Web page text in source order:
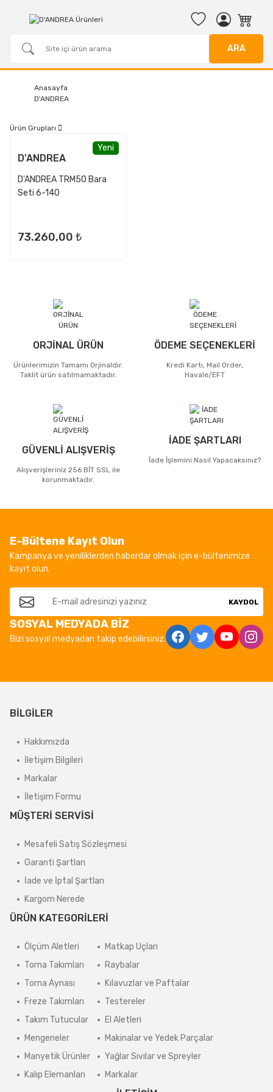
ARA
Anasayfa
D'ANDREA
Ürün Grupları
Yeni
D'ANDREA
D'ANDREA TRM50 Bara
Seti 6-140
73.260,00 ₺
ORJİNAL ÜRÜN
Ürünlerimizin Tamamı Orjinaldir.
Taklit ürün satılmamaktadır.
ÖDEME SEÇENEKLERİ
Kredi Kartı, Mail Order,
Havale/EFT
GÜVENLİ ALIŞVERİŞ
Alışverişleriniz 256 BİT SSL ile
korunmaktadır.
İADE ŞARTLARI
İade İşlemini Nasıl Yapacaksınız?
E-Bültene Kayıt Olun
Kampanya ve yeniliklerden haberdar olmak için e-bültenimize
kayıt olun.
KAYDOL
SOSYAL MEDYADA BİZ
Bizi sosyal medyadan takip edebilirsiniz.
BİLGİLER
Hakkımızda
İletişim Bilgileri
Markalar
İletişim Formu
MÜŞTERİ SERVİSİ
Mesafeli Satış Sözleşmesi
Garanti Şartları
İade ve İptal Şartları
Kargom Nerede
ÜRÜN KATEGORİLERİ
Ölçüm Aletleri
Torna Takımları
Torna Aynası
Freze Takımları
Takım Tutucular
Mengeneler
Manyetik Ürünler
Kalıp Elemanları
Matkap Uçları
Raybalar
Kılavuzlar ve Paftalar
Testereler
El Aletleri
Makinalar ve Yedek Parçalar
Yağlar Sıvılar ve Spreyler
Markalar